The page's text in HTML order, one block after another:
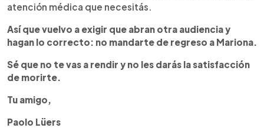
atención médica que necesitás.
Asíque vuelvo a exigir que abran otra audiencia y
hagan lo correcto: no mandarte de regreso a Mariona.
Sé que no te vas a rendir y no les darás la satisfacción
de morirte.
Tu amigo,
Paolo Lüers